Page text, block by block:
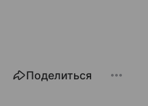
Поделиться